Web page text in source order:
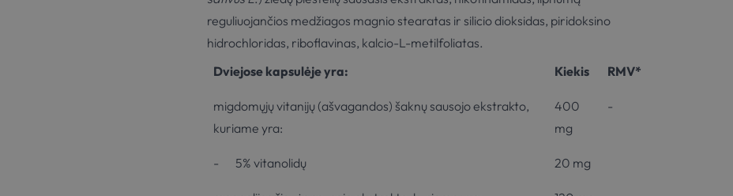
reguliuojančios medžiagos magnio stearatas ir silicio dioksidas, piridoksino
hidrochloridas, riboflavinas, kalcio-L-metilfoliatas.
Dviejose kapsulėje yra: Kiekis RMV*
migdomųjų vitanijų (ašvagandos) šaknų sausojo ekstrakto,
kuriame yra:
400
mg
-
- 5% vitanolidų 20 mg